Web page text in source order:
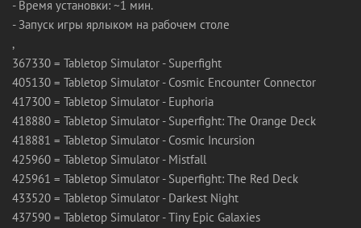
- Время установки: ~1 мин.
- Запуск игры ярлыком на рабочем столе
,
367330 = Tabletop Simulator - Superfight
405130 = Tabletop Simulator - Cosmic Encounter Connector
417300 = Tabletop Simulator - Euphoria
418880 = Tabletop Simulator - Superfight: The Orange Deck
418881 = Tabletop Simulator - Cosmic Incursion
425960 = Tabletop Simulator - Mistfall
425961 = Tabletop Simulator - Superfight: The Red Deck
433520 = Tabletop Simulator - Darkest Night
437590 = Tabletop Simulator - Tiny Epic Galaxies